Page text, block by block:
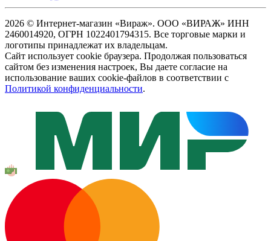
2026 © Интернет-магазин «Вираж». ООО «ВИРАЖ» ИНН
2460014920, ОГРН 1022401794315. Все торговые марки и
логотипы принадлежат их владельцам.
Сайт использует cookie браузера. Продолжая пользоваться
сайтом без изменения настроек, Вы даете согласие на
использование ваших cookie-файлов в соответствии с
Политикой конфиденциальности.